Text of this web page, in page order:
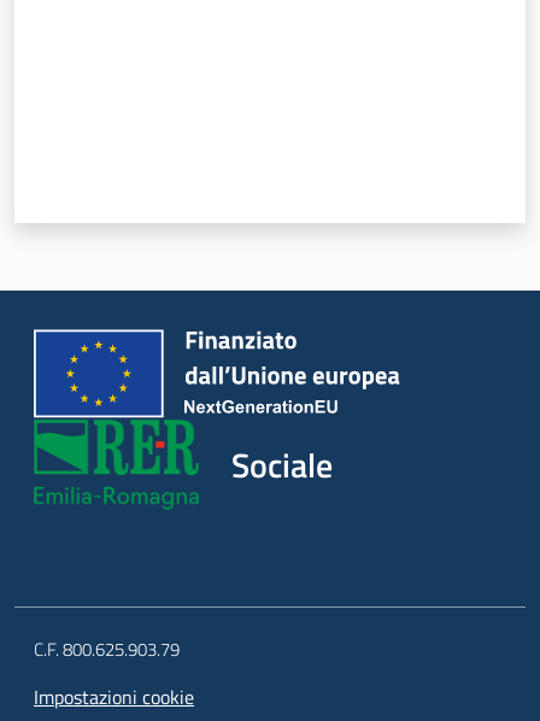
Argomenti
Novità
Servizi
Leggi Atti Bandi
Progetti
Sociale
C.F. 800.625.903.79
Impostazioni cookie